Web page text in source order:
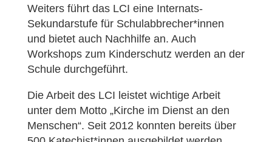
Weiters führt das LCI eine Internats-
Sekundarstufe für Schulabbrecher*innen
und bietet auch Nachhilfe an. Auch
Workshops zum Kinderschutz werden an der
Schule durchgeführt.
Die Arbeit des LCI leistet wichtige Arbeit
unter dem Motto „Kirche im Dienst an den
Menschen“. Seit 2012 konnten bereits über